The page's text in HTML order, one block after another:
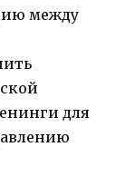
между
для